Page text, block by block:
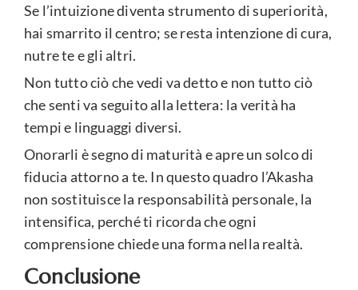
Se l’intuizione diventa strumento di superiorità,
hai smarrito il centro; se resta intenzione di cura,
nutre te e gli altri.
Non tutto ciò che vedi va detto e non tutto ciò
che senti va seguito alla lettera: la verità ha
tempi e linguaggi diversi.
Onorarli è segno di maturità e apre un solco di
fiducia attorno a te. In questo quadro l’Akasha
non sostituisce la responsabilità personale, la
intensifica, perché ti ricorda che ogni
comprensione chiede una forma nella realtà.
Conclusione